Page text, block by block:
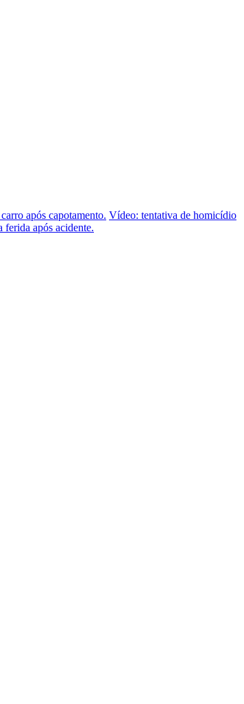
após capotamento. Vídeo: tentativa de homicídio
ferida após acidente.